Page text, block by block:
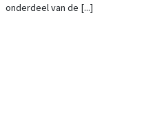
onderdeel van de [...]